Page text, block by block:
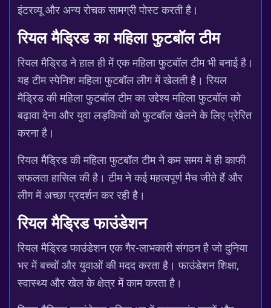
इंटरव्यू और अन्य रोचक सामग्री पोस्ट करती है।
रियल मैड्रिड का महिला फुटबॉल टीम
रियल मैड्रिड ने हाल ही में एक महिला फुटबॉल टीम भी बनाई है।
यह टीम स्पेनिश महिला फुटबॉल लीग में खेलती है। रियल
मैड्रिड की महिला फुटबॉल टीम का उद्देश्य महिला फुटबॉल को
बढ़ावा देना और युवा लड़कियों को फुटबॉल खेलने के लिए प्रेरित
करना है।
रियल मैड्रिड की महिला फुटबॉल टीम ने कम समय में ही काफी
सफलता हासिल की है। टीम ने कई महत्वपूर्ण मैच जीते हैं और
लीग में अच्छा प्रदर्शन कर रही है।
रियल मैड्रिड फाउंडेशन
रियल मैड्रिड फाउंडेशन एक गैर-लाभकारी संगठन है जो दुनिया
भर में बच्चों और युवाओं की मदद करता है। फाउंडेशन शिक्षा,
स्वास्थ्य और खेल के क्षेत्र में काम करता है।